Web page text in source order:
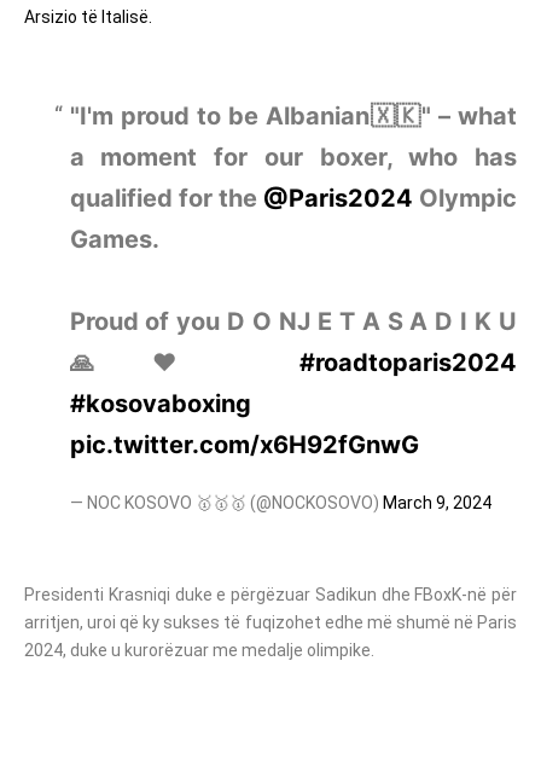
Arsizio të Italisë.
"I'm proud to be Albanian🇽🇰" – what
a moment for our boxer, who has
qualified for the @Paris2024 Olympic
Games.
Proud of you D O NJ E T A S A D I K U
🙏❤️ #roadtoparis2024
#kosovaboxing
pic.twitter.com/x6H92fGnwG
— NOC KOSOVO 🥇🥇🥇 (@NOCKOSOVO) March 9, 2024
Presidenti Krasniqi duke e përgëzuar Sadikun dhe FBoxK-në për
arritjen, uroi që ky sukses të fuqizohet edhe më shumë në Paris
2024, duke u kurorëzuar me medalje olimpike.